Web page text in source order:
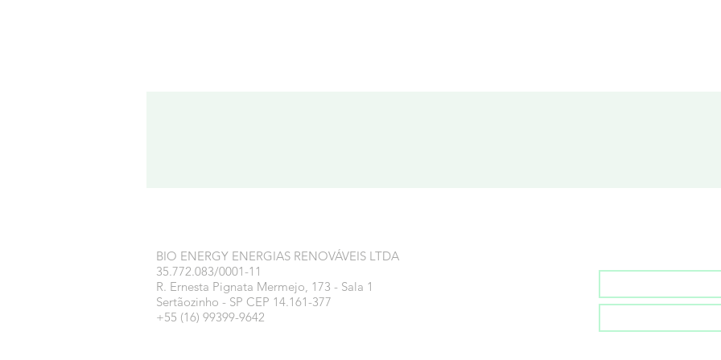
BIO ENERGY ENERGIAS RENOVÁVEIS LTDA
35.772.083/0001-11
R. Ernesta Pignata Mermejo, 173 - Sala 1
Sertãozinho - SP CEP 14.161-377
+55 (16) 99399-9642